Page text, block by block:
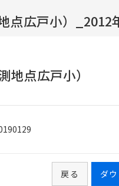
点広戸小）_2012
点広戸小）
ダ
戻る